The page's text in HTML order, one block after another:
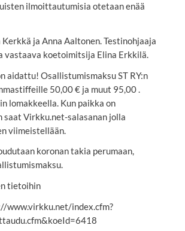
ilmoittautumisia otetaan enää
ja Anna Aaltonen. Testinohjaaja
vastaava koetoimitsija Elina Erkkilä.
aidattu! Osallistumismaksu ST RY:n
50,00 € ja muut 95,00 .
lomakkeella. Kun paikka on
Virkku.net-salasanan jolla
viimeistellään.
koronan takia perumaan,
tietoihin
www.virkku.net/index.cfm?